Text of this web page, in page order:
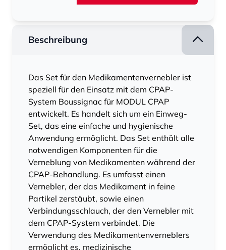
Beschreibung
Das Set für den Medikamentenvernebler ist
speziell für den Einsatz mit dem CPAP-
System Boussignac für MODUL CPAP
entwickelt. Es handelt sich um ein Einweg-
Set, das eine einfache und hygienische
Anwendung ermöglicht. Das Set enthält alle
notwendigen Komponenten für die
Verneblung von Medikamenten während der
CPAP-Behandlung. Es umfasst einen
Vernebler, der das Medikament in feine
Partikel zerstäubt, sowie einen
Verbindungsschlauch, der den Vernebler mit
dem CPAP-System verbindet. Die
Verwendung des Medikamentenverneblers
ermöglicht es, medizinische